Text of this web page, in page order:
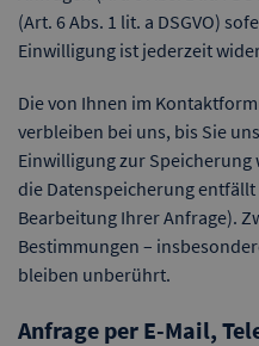
(Art. 6 Abs. 1 lit. a DSGVO)
Einwilligung ist jederzeit
Die von Ihnen im
verbleiben bei uns, bis Sie
Einwilligung zur
die Datenspeicherung entfällt
Bearbeitung Ihrer Anfrage).
Bestimmungen –
bleiben unberührt.
Anfrage per E-Mail,